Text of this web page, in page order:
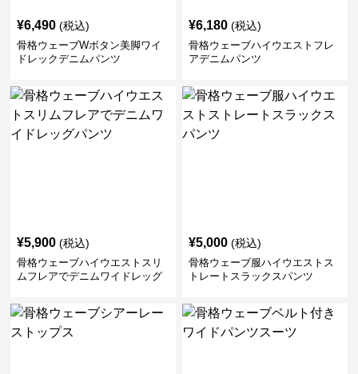
¥6,490 (税込)
骨格ウェーブWボタン美脚ワイ
ドレックデニムパンツ
¥6,180 (税込)
骨格ウェーブハイウエストフレ
アデニムパンツ
¥5,900 (税込)
骨格ウェーブハイウエストスリ
ムフレアでデニムワイドレッグ
¥5,000 (税込)
骨格ウェーブ服ハイウエストス
トレートスラックスパンツ